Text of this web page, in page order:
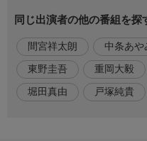
ある人気劇団の新作舞台の主
山荘に集められた７人の役
劇団の主力俳優たちがそろ
る“部外者”だった。彼らに
「大雪に閉ざされた山荘で
演技を続けること。だが、
同じ出演者の他の番組を探
間宮祥太朗 中条あや
東野圭吾 重岡大毅
堀田真由 戸塚純貴